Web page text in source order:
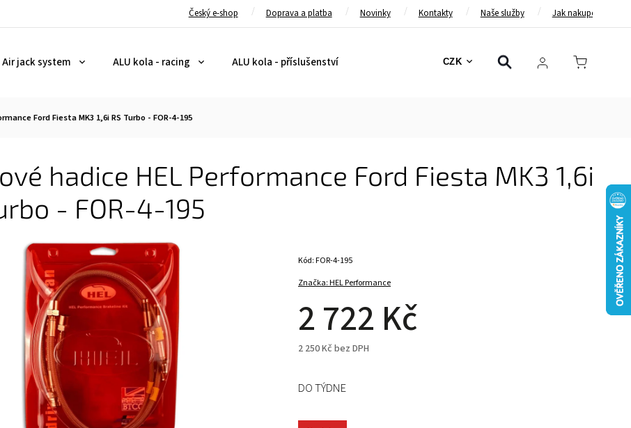
Český e-shop Doprava a platba Novinky Kontakty Naše služby Jak nakupovat
CZK
Air jack system ALU kola - racing ALU kola - příslušenství Bezpečnostní pásy Bezpečnostní rámy
Ford Fiesta MK3 1,6i RS Turbo - FOR-4-195
hadice HEL Performance Ford Fiesta MK3 1,6i
- FOR-4-195
Značka:HEL Performance
2 722 Kč
2 250 Kč bez DPH
Kód:FOR-4-195
DO TÝDNE